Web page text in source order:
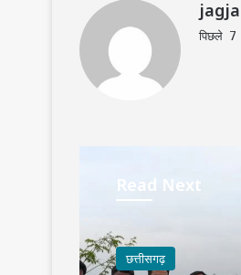
पिछले 7
Read Next
छत्तीसगढ़